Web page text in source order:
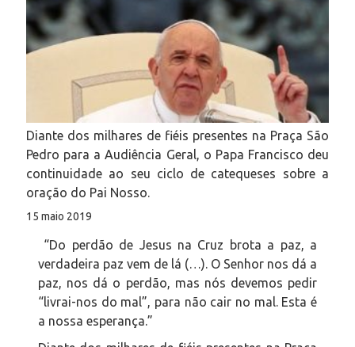
Diante dos milhares de fiéis presentes na Praça São
Pedro para a Audiência Geral, o Papa Francisco deu
continuidade ao seu ciclo de catequeses sobre a
oração do Pai Nosso.
15 maio 2019
“Do perdão de Jesus na Cruz brota a paz, a
verdadeira paz vem de lá (…). O Senhor nos dá a
paz, nos dá o perdão, mas nós devemos pedir
“livrai-nos do mal”, para não cair no mal. Esta é
a nossa esperança.”